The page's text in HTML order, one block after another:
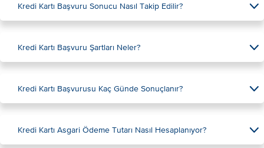
Kredi Kartı Başvuru Sonucu Nasıl Takip Edilir?
Kredi Kartı Başvuru Şartları Neler?
Kredi Kartı Başvurusu Kaç Günde Sonuçlanır?
Kredi Kartı Asgari Ödeme Tutarı Nasıl Hesaplanıyor?